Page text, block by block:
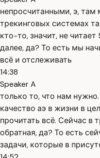
непросчитанными, э, там
трекинговых системах
кто-то, значит, не
далее, да? То есть мы
всё и отслеживать
14:38
Speaker A
только то, что нам
качество аэ в жизни в
прочитать всё. Сейчас в
обратная, да? То есть
задачи, которые в